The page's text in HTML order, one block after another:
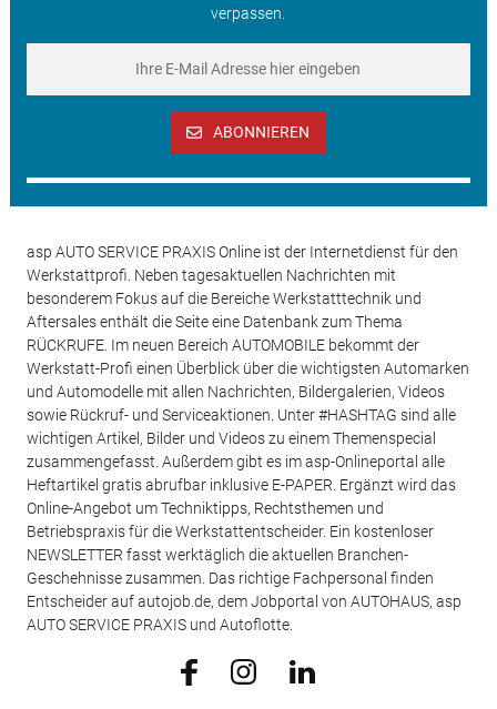
verpassen.
ABONNIEREN
asp AUTO SERVICE PRAXIS Online ist der Internetdienst für den
Werkstattprofi. Neben tagesaktuellen Nachrichten mit
besonderem Fokus auf die Bereiche Werkstatttechnik und
Aftersales enthält die Seite eine Datenbank zum Thema
RÜCKRUFE. Im neuen Bereich AUTOMOBILE bekommt der
Werkstatt-Profi einen Überblick über die wichtigsten Automarken
und Automodelle mit allen Nachrichten, Bildergalerien, Videos
sowie Rückruf- und Serviceaktionen. Unter #HASHTAG sind alle
wichtigen Artikel, Bilder und Videos zu einem Themenspecial
zusammengefasst. Außerdem gibt es im asp-Onlineportal alle
Heftartikel gratis abrufbar inklusive E-PAPER. Ergänzt wird das
Online-Angebot um Techniktipps, Rechtsthemen und
Betriebspraxis für die Werkstattentscheider. Ein kostenloser
NEWSLETTER fasst werktäglich die aktuellen Branchen-
Geschehnisse zusammen. Das richtige Fachpersonal finden
Entscheider auf autojob.de, dem Jobportal von AUTOHAUS, asp
AUTO SERVICE PRAXIS und Autoflotte.